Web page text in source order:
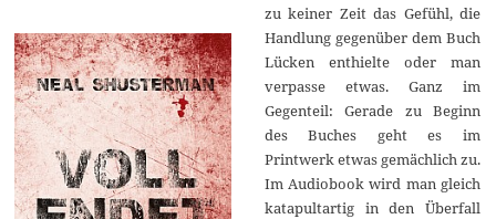
zu keiner Zeit das Gefühl, die
Handlung gegenüber dem Buch
Lücken enthielte oder man
verpasse etwas. Ganz im
Gegenteil: Gerade zu Beginn
des Buches geht es im
Printwerk etwas gemächlich zu.
Im Audiobook wird man gleich
katapultartig in den Überfall